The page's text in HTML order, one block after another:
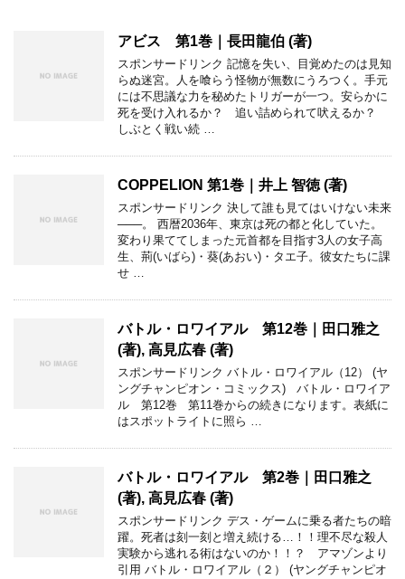
アビス 第1巻｜長田龍伯 (著)
スポンサードリンク 記憶を失い、目覚めたのは見知
らぬ迷宮。人を喰らう怪物が無数にうろつく。手元
には不思議な力を秘めたトリガーが一つ。安らかに
死を受け入れるか？ 追い詰められて吠えるか？
しぶとく戦い続 …
COPPELION 第1巻｜井上 智徳 (著)
スポンサードリンク 決して誰も見てはいけない未来
───。 西暦2036年、東京は死の都と化していた。
変わり果ててしまった元首都を目指す3人の女子高
生、荊(いばら)・葵(あおい)・タエ子。彼女たちに課
せ …
バトル・ロワイアル 第12巻｜田口雅之
(著), 高見広春 (著)
スポンサードリンク バトル・ロワイアル（12） (ヤ
ングチャンピオン・コミックス) バトル・ロワイア
ル 第12巻 第11巻からの続きになります。表紙に
はスポットライトに照ら …
バトル・ロワイアル 第2巻｜田口雅之
(著), 高見広春 (著)
スポンサードリンク デス・ゲームに乗る者たちの暗
躍。死者は刻一刻と増え続ける…！！理不尽な殺人
実験から逃れる術はないのか！！？ アマゾンより
引用 バトル・ロワイアル（２） (ヤングチャンピオ